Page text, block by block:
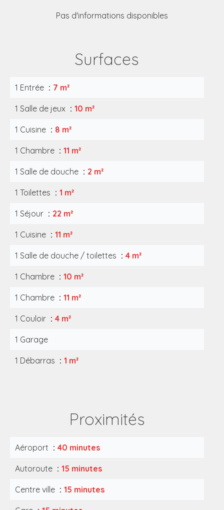
Pas d'informations disponibles
Surfaces
1 Entrée 7 m²
1 Salle de jeux 10 m²
1 Cuisine 8 m²
1 Chambre 11 m²
1 Salle de douche 2 m²
1 Toilettes 1 m²
1 Séjour 22 m²
1 Cuisine 11 m²
1 Salle de douche / toilettes 4 m²
1 Chambre 10 m²
1 Chambre 11 m²
1 Couloir 4 m²
1 Garage
1 Débarras 1 m²
Proximités
Aéroport 40 minutes
Autoroute 15 minutes
Centre ville 15 minutes